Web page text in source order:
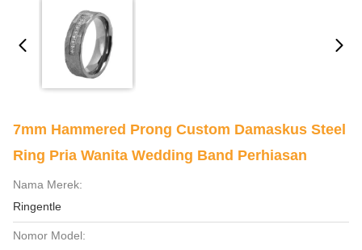
7mm Hammered Prong Custom Damaskus Steel
Ring Pria Wanita Wedding Band Perhiasan
Nama Merek:
Ringentle
Nomor Model: